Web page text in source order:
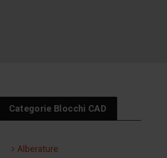
Categorie Blocchi CAD
Alberature